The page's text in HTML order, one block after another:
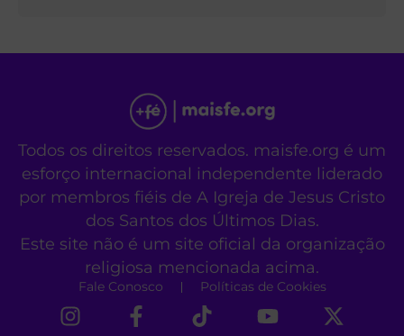
Todos os direitos reservados. maisfe.org é um
esforço internacional independente liderado
por membros fiéis de A Igreja de Jesus Cristo
dos Santos dos Últimos Dias.
Este site não é um site oficial da organização
religiosa mencionada acima.
Fale Conosco Políticas de Cookies